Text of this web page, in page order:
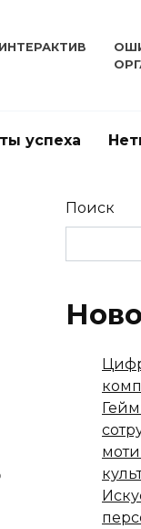
ИНТЕРАКТИВ
успеха
Поиск